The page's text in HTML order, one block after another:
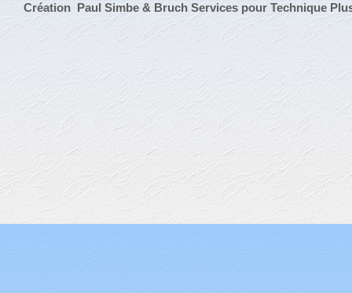
Création Paul Simbe & Bruch Services pour Technique